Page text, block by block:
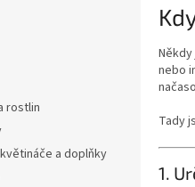
rostlin
a doplňky
nebo
Tady
1.